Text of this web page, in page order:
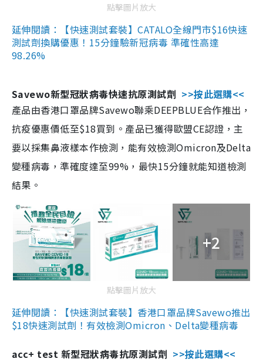
點擊圖片放大
延伸閱讀：【快速測試套裝】CATALO全線門市$16快速
測試劑換購優惠！15分鐘驗新冠病毒 準確性高達
98.26%
Savewo新型冠狀病毒快速抗原測試劑 >>按此選購<<
產品由香港口罩品牌Savewo聯乘DEEPBLUE合作推出，
抗疫優惠價低至$18買到。產品已獲得歐盟CE認證，主
要以採集鼻液樣本作檢測，能有效檢測Omicron及Delta
變種病毒，準確度達至99%，最快15分鐘就能知道檢測
結果。
+2
點擊圖片放大
延伸閱讀：【快速測試套裝】香港口罩品牌Savewo推出
$18快速測試劑！有效檢測Omicron、Delta變種病毒
acc+ test 新型冠狀病毒抗原測試劑 >>按此選購<<